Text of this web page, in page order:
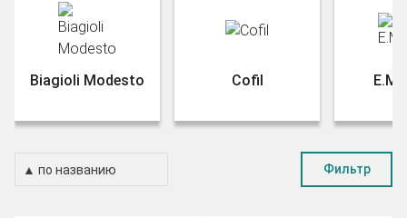
Biagioli Modesto Cofil
Фильтр